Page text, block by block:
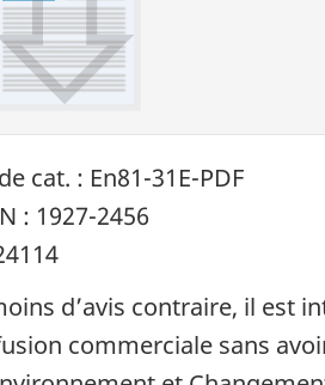
cat. : En81-31E-PDF
: 1927-2456
d’avis contraire, il est
commerciale sans